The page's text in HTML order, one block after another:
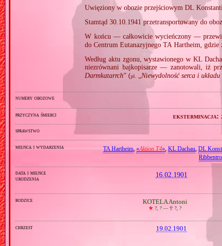
Uwięziony w obozie przejściowym DL
Stamtąd 30.10.1941 przetransportowany do
W końcu — całkowicie wycieńczony —
do Centrum Eutanazyjnego TA Hartheim, gdzie
Według aktu zgonu, wystawionego w KL
niezrównani bajkopisarze — zanotowali, iż
Darmkatarrch” (pl. „Niewydolność serca i
numery obozowe
przyczyna śmierci eksterminacja:
sprawstwo
miejsca i wydarzenia TA Hartheim,«Aktion T4»,KL Dachau,DL
data i miejsce
urodzenia
16.02.1901
rodzice KOTELA Antoni
🞲 ?, ? — 🕆?, ?
chrzest 19.02.1901